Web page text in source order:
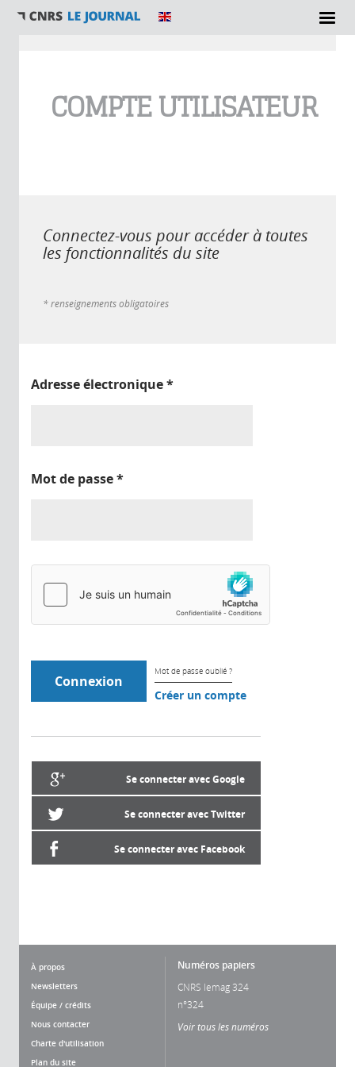
COMPTE UTILISATEUR
Connectez-vous pour accéder à toutes
les fonctionnalités du site
* renseignements obligatoires
Adresse électronique*
Mot de passe*
Mot de passe oublié ?
Créer un compte
Se connecter avec Google
Se connecter avec Twitter
Se connecter avec Facebook
À propos
Newsletters
Équipe / crédits
Nous contacter
Charte d'utilisation
Plan du site
Numéros papiers
CNRS lemag 324
n°324
Voir tous les numéros